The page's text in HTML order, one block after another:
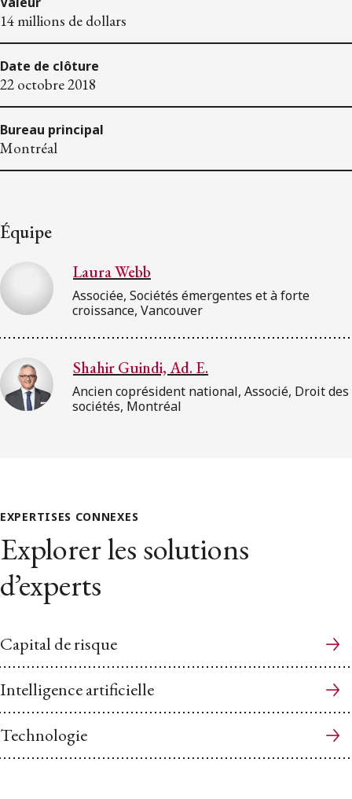
14 millions de dollars
Date de clôture
22 octobre 2018
Bureau principal
Montréal
Équipe
Laura Webb
Associée, Sociétés émergentes et à forte
croissance, Vancouver
Shahir Guindi, Ad. E.
Ancien coprésident national, Associé, Droit des
sociétés, Montréal
EXPERTISES CONNEXES
Explorer les solutions
d’experts
Capital de risque
Intelligence artificielle
Technologie